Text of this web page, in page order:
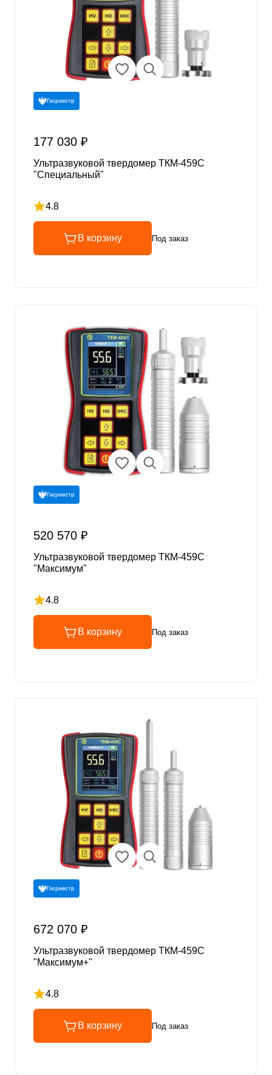
Госреестр
177 030 ₽
Ультразвуковой твердомер ТКМ-459C
"Специальный"
4.8
Рейтинг 4.8 из 5
В корзину Под заказ
Госреестр
520 570 ₽
Ультразвуковой твердомер ТКМ-459C
"Максимум"
4.8
Рейтинг 4.8 из 5
В корзину Под заказ
Госреестр
672 070 ₽
Ультразвуковой твердомер ТКМ-459C
"Максимум+"
4.8
Рейтинг 4.8 из 5
В корзину Под заказ